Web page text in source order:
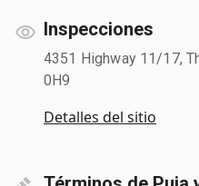
Inspecciones
4351 Highway 11/17,
0H9
Detalles del sitio